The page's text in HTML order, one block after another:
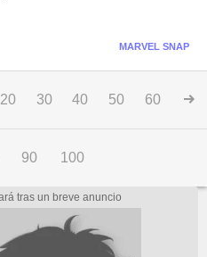
MARVEL SNAP
20 30 40 50 60
90 100